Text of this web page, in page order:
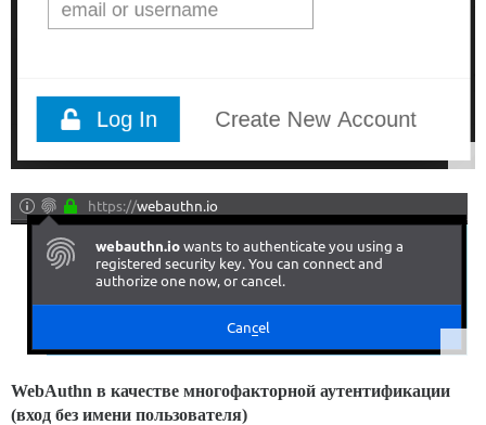
WebAuthn в качестве многофакторной аутентификации
(вход без имени пользователя)